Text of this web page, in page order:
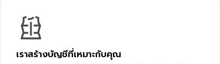
เราสร้างบัญชีที่เหมาะกับคุณ